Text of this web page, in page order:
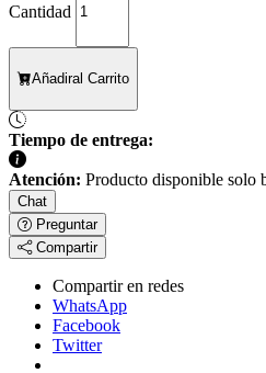
Cantidad
Añadiral Carrito
Tiempo de entrega:
Atención: Producto disponible solo
Chat
Preguntar
Compartir
Compartir en redes
WhatsApp
Facebook
Twitter